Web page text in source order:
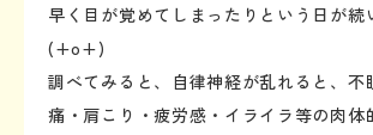
早く目が覚めてしまったりという日が続
(+o+)
調べてみると、自律神経が乱れると、不
痛・肩こり・疲労感・イライラ等の肉体